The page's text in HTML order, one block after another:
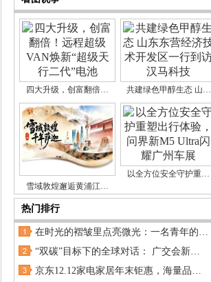
四大升级，创富翻倍… 共建绿色甲醇生态 山…
雪域敦煌邂逅黄浦江…
以全方位安全守护重…
热门排行
在时光的褶皱里点亮微光：一名青年的…
“双碳”目标下的全球对话： 广交会新…
京东12.12家电家居年末钜惠，海量品…